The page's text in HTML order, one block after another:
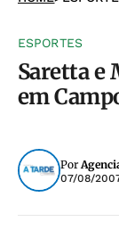
ESPORTES
Saretta e
em
Por
07/08/